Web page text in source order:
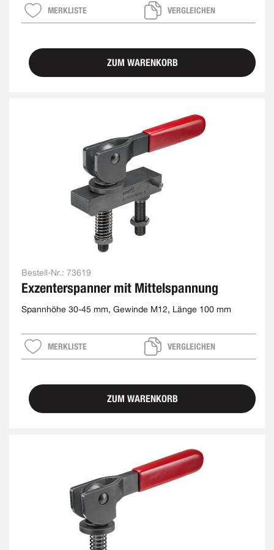
MERKLISTE VERGLEICHEN
ZUM WARENKORB
Bestell-Nr.: 73619
Exzenterspanner mit Mittelspannung
Spannhöhe 30-45 mm, Gewinde M12, Länge 100 mm
MERKLISTE VERGLEICHEN
ZUM WARENKORB